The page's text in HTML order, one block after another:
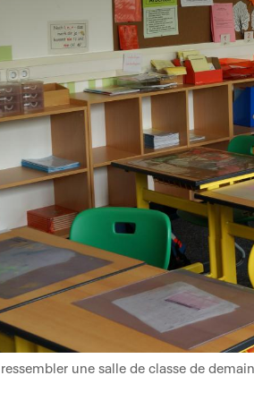
une salle de classe de